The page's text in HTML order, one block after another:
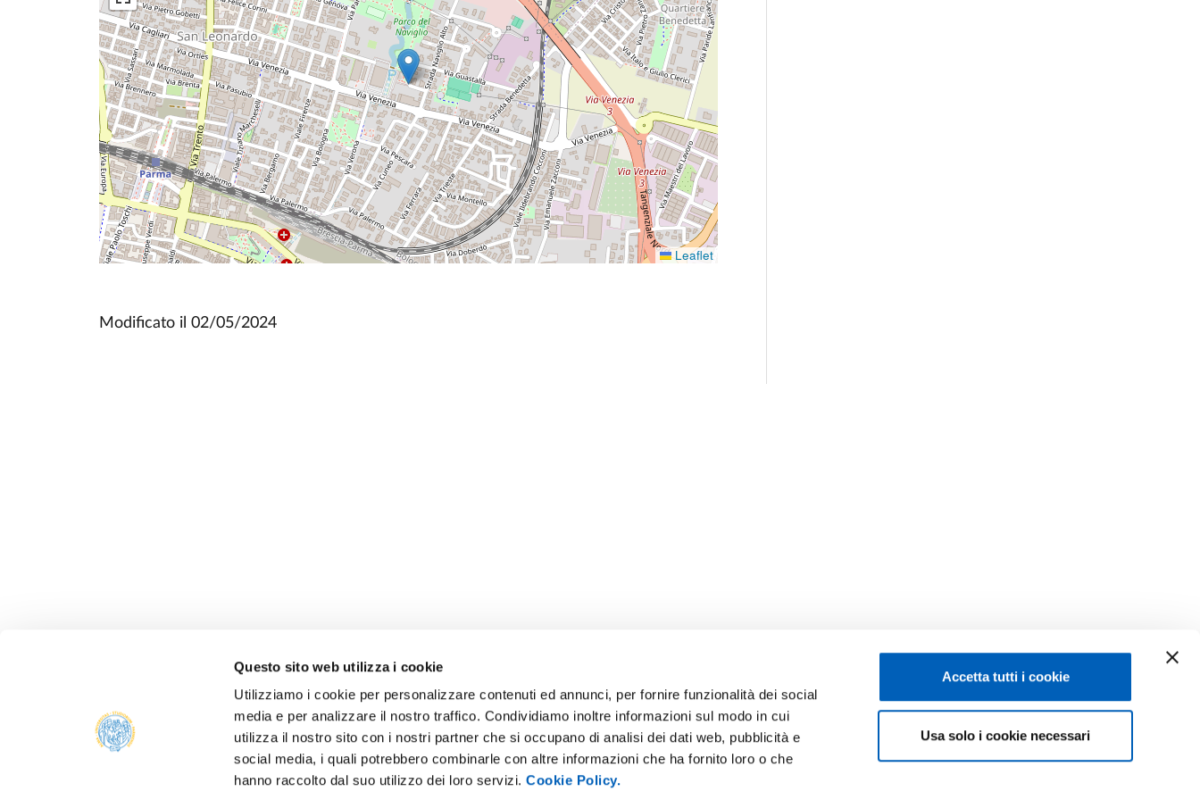
Questo sito web utilizza i cookie
Utilizziamo i cookie per personalizzare contenuti ed annunci, per fornire funzionalità dei social
media e per analizzare il nostro traffico. Condividiamo inoltre informazioni sul modo in cui
utilizza il nostro sito con i nostri partner che si occupano di analisi dei dati web, pubblicità e
social media, i quali potrebbero combinarle con altre informazioni che ha fornito loro o che
hanno raccolto dal suo utilizzo dei loro servizi.Cookie Policy.
Accetta tutti i cookie
Usa solo i cookie necessari
Leaflet
Modificato il 02/05/2024
ALBO ONLINE
Facebook Linkedin